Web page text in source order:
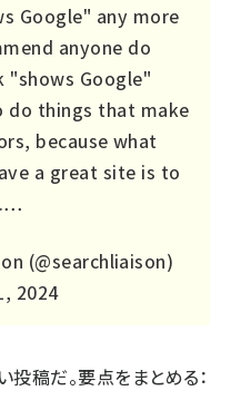
Google" any more
anyone do
"shows Google"
do things that make
because what
a great site is to
(@searchliaison)
2024
稿だ。要点をまとめる：